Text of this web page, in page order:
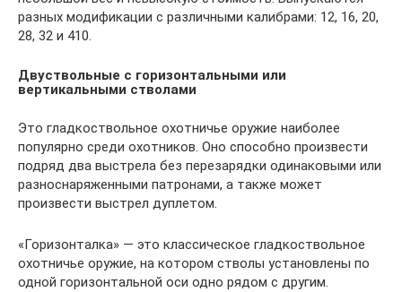
разных модификации с различными калибрами: 12, 16, 20,
28, 32 и 410.
Двуствольные с горизонтальными или
вертикальными стволами
Это гладкоствольное охотничье оружие наиболее
популярно среди охотников. Оно способно произвести
подряд два выстрела без перезарядки одинаковыми или
разноснаряженными патронами, а также может
произвести выстрел дуплетом.
«Горизонталка» — это классическое гладкоствольное
охотничье оружие, на котором стволы установлены по
одной горизонтальной оси одно рядом с другим.